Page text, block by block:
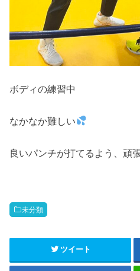
ボディの練習中
なかなか難しい
良いパンチが打てるよう、頑
未分類
ツイート